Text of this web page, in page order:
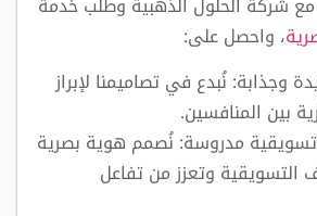
، واحصل على:
وجذابة: نُبدع في تصاميمنا لإبراز
بين المنافسين.
تسويقية مدروسة: نُصمم هوية بصرية
التسويقية وتعزز من تفاعل